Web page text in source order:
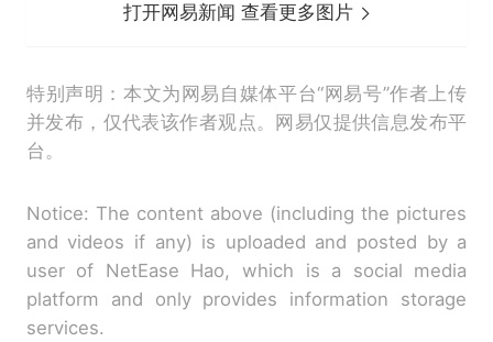
打开网易新闻 查看更多图片
特别声明：本文为网易自媒体平台“网易号”作者上传
并发布，仅代表该作者观点。网易仅提供信息发布平
台。
Notice: The content above (including the pictures
and videos if any) is uploaded and posted by a
user of NetEase Hao, which is a social media
platform and only provides information storage
services.